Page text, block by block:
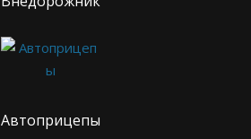
Автоприцепы